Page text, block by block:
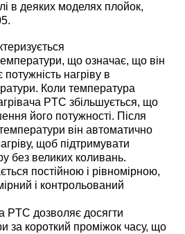
в деяких моделях плойок,
що означає, що він
нагріву в
Коли температура
PTC збільшується, що
його потужності. Після
він автоматично
щоб підтримувати
без великих коливань.
постійною і рівномірною,
і контрольований
PTC дозволяє досягти
за короткий проміжок часу, що